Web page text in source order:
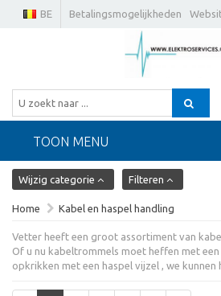
Betalingsmogelijkheden
BE
TOON MENU
Wijzig categorie Filteren
Home Kabel en haspel handling
Vetter heeft een groot assortiment van
Of u nu kabeltrommels moet heffen met
opkrikken met een haspel vijzel , we kunnen